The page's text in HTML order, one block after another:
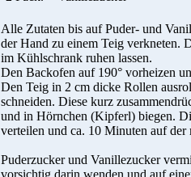
Alle Zutaten bis auf Puder- und
der Hand zu einem Teig verkneten.
im Kühlschrank ruhen lassen.
Den Backofen auf 190° vorheizen
Den Teig in 2 cm dicke Rollen
schneiden. Diese kurz
und in Hörnchen (Kipferl) biegen.
verteilen und ca. 10 Minuten auf
Puderzucker und Vanillezucker
vorsichtig darin wenden und auf